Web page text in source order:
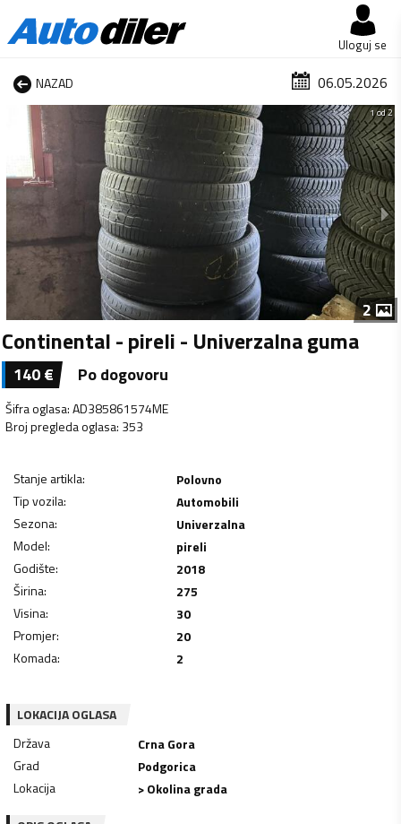
Uloguj se
NAZAD 06.05.2026
1 od 2
2
Continental - pireli - Univerzalna guma
140€ Po dogovoru
Šifra oglasa:AD385861574ME
Broj pregleda oglasa: 353
Stanje artikla:
Polovno
Tip vozila:
Automobili
Sezona:
Univerzalna
Model:
pireli
Godište:
2018
Širina:
275
Visina:
30
Promjer:
20
Komada: 2
LOKACIJA OGLASA
Država
Crna Gora
Grad
Podgorica
Lokacija
> Okolina grada